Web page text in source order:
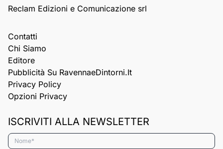
Reclam Edizioni e Comunicazione srl
Contatti
Chi Siamo
Editore
Pubblicità Su RavennaeDintorni.it
Privacy Policy
Opzioni Privacy
ISCRIVITI ALLA NEWSLETTER
Nome*